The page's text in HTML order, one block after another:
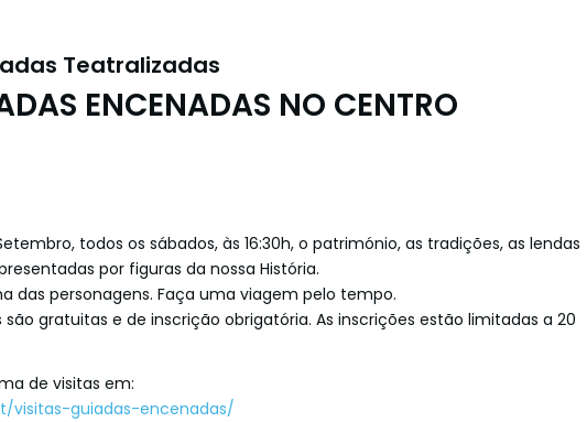
Teatralizadas
ENCENADAS NO CENTRO
todos os sábados, às 16:30h, o património, as tradições, as lendas
por figuras da nossa História.
das personagens. Faça uma viagem pelo tempo.
são gratuitas e de inscrição obrigatória. As inscrições estão limitadas a 20
de visitas em:
guiadas-encenadas/